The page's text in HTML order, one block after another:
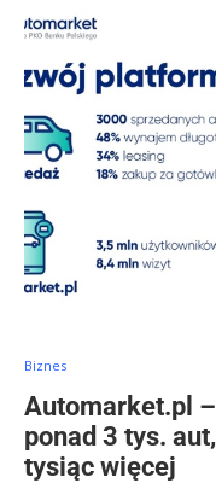
Biznes
Automarket.pl
ponad 3 tys.
tysiąc więcej